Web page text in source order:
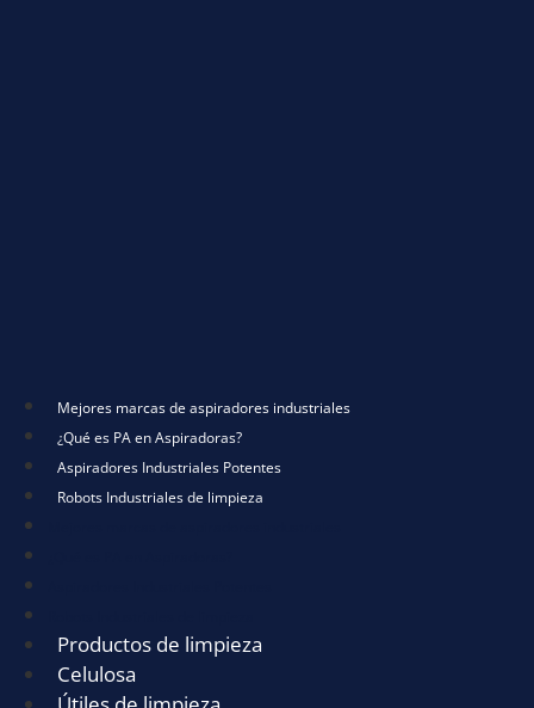
Mejores marcas de aspiradores industriales
¿Qué es PA en Aspiradoras?
Aspiradores Industriales Potentes
Robots Industriales de limpieza
Productos de limpieza
Celulosa